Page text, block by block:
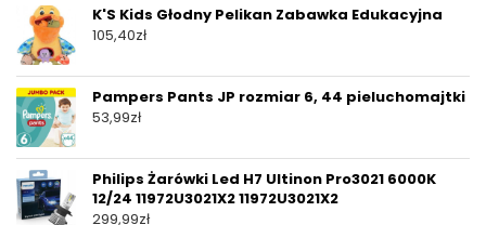
K'S Kids Głodny Pelikan Zabawka Edukacyjna
105,40zł
Pampers Pants JP rozmiar 6, 44 pieluchomajtki
53,99zł
Philips Żarówki Led H7 Ultinon Pro3021 6000K
12/24 11972U3021X2 11972U3021X2
299,99zł